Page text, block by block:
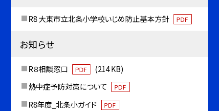
R8 大東市立北条小学校いじめ防止基本方針 PDF
お知らせ
R８相談窓口 PDF
(214 KB)
熱中症予防対策について
PDF
R8年度_北条小ガイド PDF